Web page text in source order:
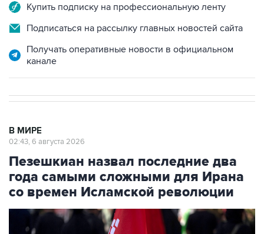
Купить подписку на профессиональную ленту
Подписаться на рассылку главных новостей сайта
Получать оперативные новости в официальном
канале
В МИРЕ
02:43, 6 августа 2026
Пезешкиан назвал последние два
года самыми сложными для Ирана
со времен Исламской революции